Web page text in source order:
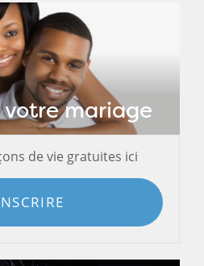
mariage
de vie gratuites ici